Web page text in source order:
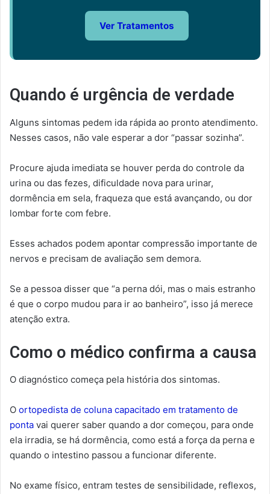
Ver Tratamentos
Quando é urgência de verdade
Alguns sintomas pedem ida rápida ao pronto atendimento.
Nesses casos, não vale esperar a dor “passar sozinha”.
Procure ajuda imediata se houver perda do controle da
urina ou das fezes, dificuldade nova para urinar,
dormência em sela, fraqueza que está avançando, ou dor
lombar forte com febre.
Esses achados podem apontar compressão importante de
nervos e precisam de avaliação sem demora.
Se a pessoa disser que “a perna dói, mas o mais estranho
é que o corpo mudou para ir ao banheiro”, isso já merece
atenção extra.
Como o médico confirma a causa
O diagnóstico começa pela história dos sintomas.
O ortopedista de coluna capacitado em tratamento de
ponta vai querer saber quando a dor começou, para onde
ela irradia, se há dormência, como está a força da perna e
quando o intestino passou a funcionar diferente.
No exame físico, entram testes de sensibilidade, reflexos,